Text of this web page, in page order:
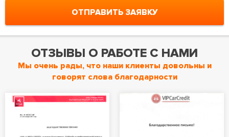
ОТПРАВИТЬ ЗАЯВКУ
ОТЗЫВЫ О РАБОТЕ С НАМИ
Мы очень рады, что наши клиенты довольны и
говорят слова благодарности